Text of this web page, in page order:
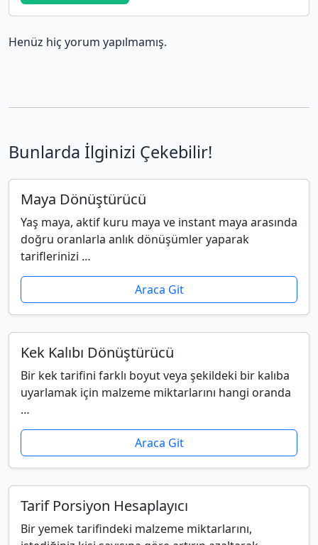
Henüz hiç yorum yapılmamış.
Bunlarda İlginizi Çekebilir!
Maya Dönüştürücü
Yaş maya, aktif kuru maya ve instant maya arasında
doğru oranlarla anlık dönüşümler yaparak
tariflerinizi …
Araca Git
Kek Kalıbı Dönüştürücü
Bir kek tarifini farklı boyut veya şekildeki bir kalıba
uyarlamak için malzeme miktarlarını hangi oranda
…
Araca Git
Tarif Porsiyon Hesaplayıcı
Bir yemek tarifindeki malzeme miktarlarını,